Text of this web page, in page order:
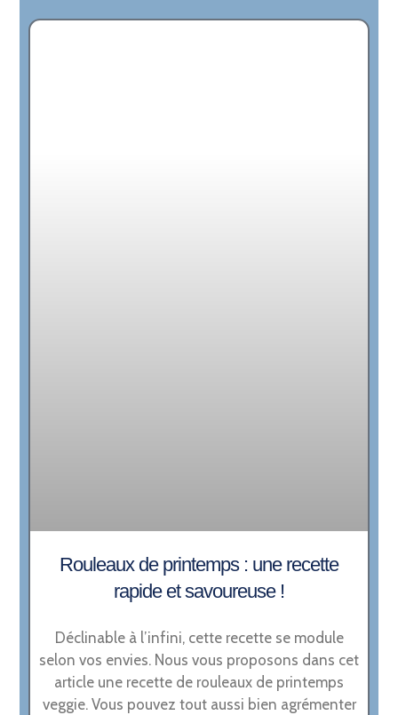
Rouleaux de printemps : une recette
rapide et savoureuse !
Déclinable à l’infini, cette recette se module
selon vos envies. Nous vous proposons dans cet
article une recette de rouleaux de printemps
veggie. Vous pouvez tout aussi bien agrémenter